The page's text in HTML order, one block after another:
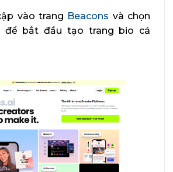
vào trang Beacons và chọn
để bắt đầu tạo trang bio cá